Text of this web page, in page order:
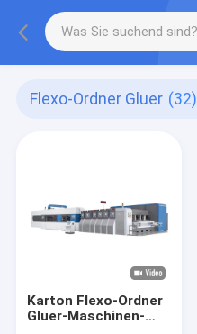
Flexo-Ordner Gluer (32)
Karton Flexo-Ordner
Gluer-Maschinen-